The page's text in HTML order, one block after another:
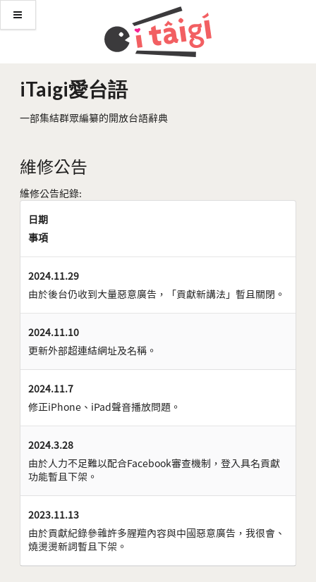
iTaigi愛台語
一部集結群眾編纂的開放台語辭典
維修公告
維修公告紀錄:
日期
事項
2024.11.29
由於後台仍收到大量惡意廣告，「貢獻新講法」暫且關閉。
2024.11.10
更新外部超連結網址及名稱。
2024.11.7
修正iPhone、iPad聲音播放問題。
2024.3.28
由於人力不足難以配合Facebook審查機制，登入具名貢獻
功能暫且下架。
2023.11.13
由於貢獻紀錄參雜許多腥羶內容與中國惡意廣告，我很會、
燒燙燙新詞暫且下架。